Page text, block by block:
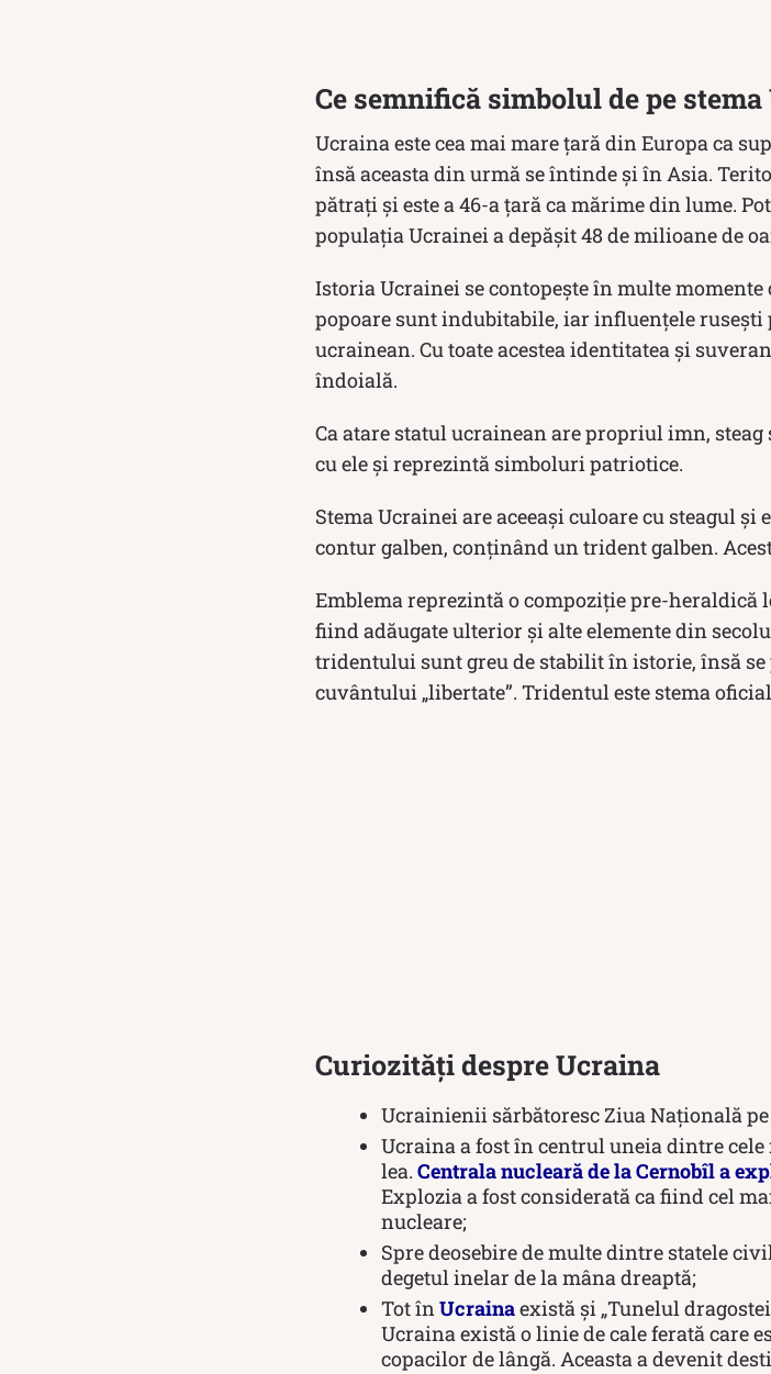
Ce semnifică simbolul de pe
Ucraina este cea mai mare țară din Europa ca
însă aceasta din urmă se întinde și în Asia.
pătrați și este a 46-a țară ca mărime din lume.
populația Ucrainei a depășit 48 de milioane de
Istoria Ucrainei se contopește în multe momente
popoare sunt indubitabile, iar influențele
ucrainean. Cu toate acestea identitatea și
îndoială.
Ca atare statul ucrainean are propriul imn,
cu ele și reprezintă simboluri patriotice.
Stema Ucrainei are aceeași culoare cu steagul
contur galben, conținând un trident galben.
Emblema reprezintă o compoziție pre-heraldică
fiind adăugate ulterior și alte elemente din
tridentului sunt greu de stabilit în istorie, însă se
cuvântului „libertate”. Tridentul este stema
Curiozități despre Ucraina
Ucrainienii sărbătoresc Ziua Națională pe
Ucraina a fost în centrul uneia dintre
lea. Centrala nucleară de la Cernobîl a
Explozia a fost considerată ca fiind cel
nucleare;
Spre deosebire de multe dintre statele
degetul inelar de la mâna dreaptă;
Tot înUcrainaexistă și „Tunelul
Ucraina există o linie de cale ferată care
copacilor de lângă. Aceasta a devenit